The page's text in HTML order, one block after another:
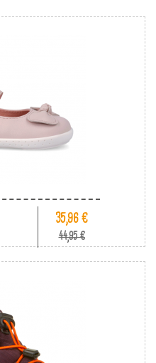
35,96 €
44,95 €